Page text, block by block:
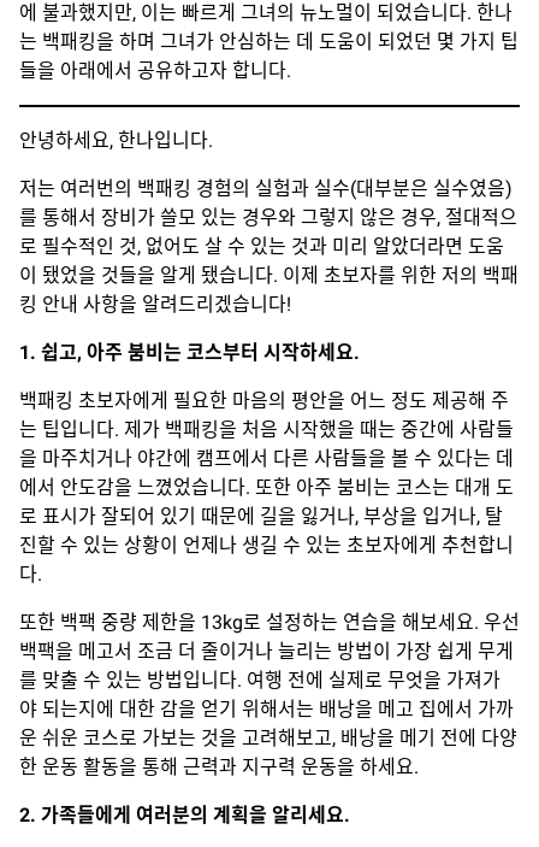
에 불과했지만, 이는 빠르게 그녀의 뉴노멀이 되었습니다. 한나
는 백패킹을 하며 그녀가 안심하는 데 도움이 되었던 몇 가지 팁
들을 아래에서 공유하고자 합니다.
안녕하세요, 한나입니다.
저는 여러번의 백패킹 경험의 실험과 실수(대부분은 실수였음)
를 통해서 장비가 쓸모 있는 경우와 그렇지 않은 경우, 절대적으
로 필수적인 것, 없어도 살 수 있는 것과 미리 알았더라면 도움
이 됐었을 것들을 알게 됐습니다. 이제 초보자를 위한 저의 백패
킹 안내 사항을 알려드리겠습니다!
1. 쉽고, 아주 붐비는 코스부터 시작하세요.
백패킹 초보자에게 필요한 마음의 평안을 어느 정도 제공해 주
는 팁입니다. 제가 백패킹을 처음 시작했을 때는 중간에 사람들
을 마주치거나 야간에 캠프에서 다른 사람들을 볼 수 있다는 데
에서 안도감을 느꼈었습니다. 또한 아주 붐비는 코스는 대개 도
로 표시가 잘되어 있기 때문에 길을 잃거나, 부상을 입거나, 탈
진할 수 있는 상황이 언제나 생길 수 있는 초보자에게 추천합니
다.
또한 백팩 중량 제한을 13kg로 설정하는 연습을 해보세요. 우선
백팩을 메고서 조금 더 줄이거나 늘리는 방법이 가장 쉽게 무게
를 맞출 수 있는 방법입니다. 여행 전에 실제로 무엇을 가져가
야 되는지에 대한 감을 얻기 위해서는 배낭을 메고 집에서 가까
운 쉬운 코스로 가보는 것을 고려해보고, 배낭을 메기 전에 다양
한 운동 활동을 통해 근력과 지구력 운동을 하세요.
2. 가족들에게 여러분의 계획을 알리세요.